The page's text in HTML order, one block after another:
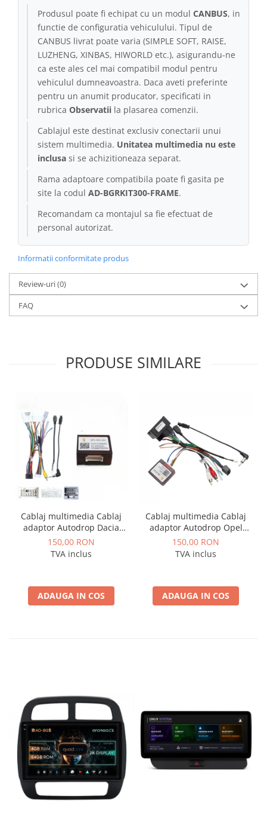
Conectică Kia
Conectică Hyundai
Conectică Mitsubishi
Lumini ambientale
Produsul poate fi echipat cu un modul CANBUS, in
functie de configuratia vehiculului. Tipul de
CANBUS livrat poate varia (SIMPLE SOFT, RAISE,
LUZHENG, XINBAS, HIWORLD etc.), asigurandu-ne
ca este ales cel mai compatibil modul pentru
vehiculul dumneavoastra. Daca aveti preferinte
pentru un anumit producator, specificati in
rubrica Observatii la plasarea comenzii.
Cablajul este destinat exclusiv conectarii unui
sistem multimedia. Unitatea multimedia nu este
inclusa si se achizitioneaza separat.
Rama adaptoare compatibila poate fi gasita pe
site la codul AD-BGRKIT300-FRAME.
Recomandam ca montajul sa fie efectuat de
personal autorizat.
Informatii conformitate produs
Review-uri(0)
FAQ
PRODUSE SIMILARE
Cablaj multimedia Cablaj
adaptor Autodrop Dacia
Logan / Sandero pentru
Navigatii multimedia
150,00 RON
TVA inclus
ADAUGA IN COS
Cablaj multimedia Cablaj
adaptor Autodrop Opel
pentru Navigatii
multimedia Android
150,00 RON
TVA inclus
ADAUGA IN COS